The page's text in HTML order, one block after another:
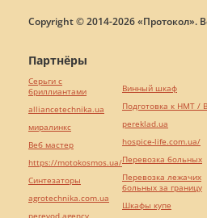
Copyright © 2014-2026 «Протокол».
Партнёры
Серьги с
бриллиантами
alliancetechnika.ua
миралинкс
Веб мастер
https://motokosmos.ua/
Синтезаторы
agrotechnika.com.ua
perevod.agency
Винный шкаф
Подготовка к НМТ /
pereklad.ua
hospice-life.com.ua/
Перевозка больных
Перевозка лежачих
больных за границу
Шкафы купе